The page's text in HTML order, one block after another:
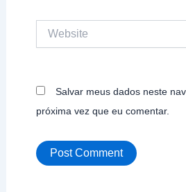
Salvar meus dados neste
próxima vez que eu comentar.